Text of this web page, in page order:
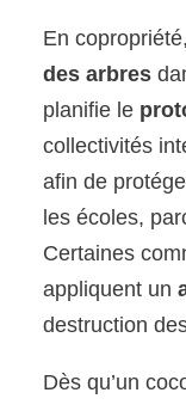
En
des arbres
planifie le
collectivités
afin de
les écoles,
Certaines
appliquent un
destruction
Dès qu’un